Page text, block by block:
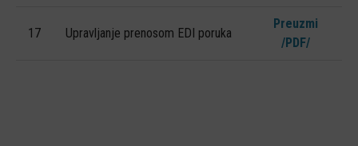
17 Upravljanje prenosom EDI poruka
Preuzmi
/PDF/